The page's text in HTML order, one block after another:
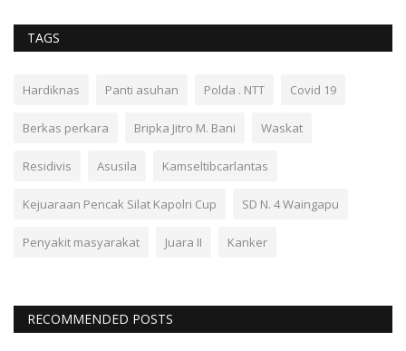
TAGS
Hardiknas Panti asuhan Polda . NTT Covid 19
Berkas perkara Bripka Jitro M. Bani Waskat
Residivis Asusila Kamseltibcarlantas
Kejuaraan Pencak Silat Kapolri Cup SD N. 4 Waingapu
Penyakit masyarakat Juara II Kanker
RECOMMENDED POSTS